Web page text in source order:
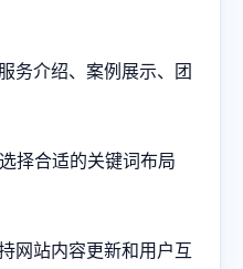
务介绍、案例展示、团
择合适的关键词布局
网站内容更新和用户互